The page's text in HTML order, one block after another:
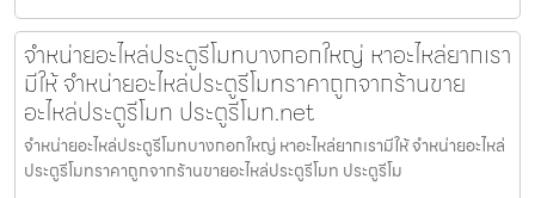
จำหน่ายอะไหล่ประตูรีโมทบางกอกใหญ่ หาอะไหล่ยากเรา
มีให้ จำหน่ายอะไหล่ประตูรีโมทราคาถูกจากร้านขาย
อะไหล่ประตูรีโมท ประตูรีโมท.net
จำหน่ายอะไหล่ประตูรีโมทบางกอกใหญ่ หาอะไหล่ยากเรามีให้ จำหน่ายอะไหล่
ประตูรีโมทราคาถูกจากร้านขายอะไหล่ประตูรีโมท ประตูรีโม